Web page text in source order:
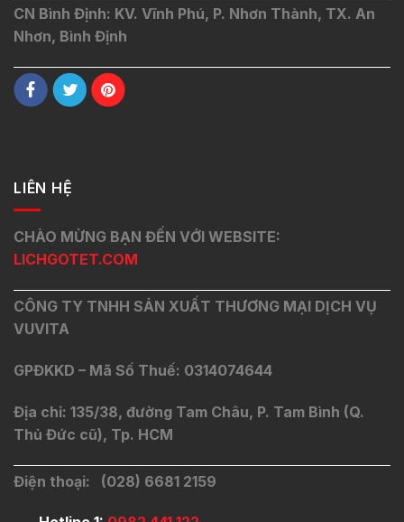
CN Bình Định: KV. Vĩnh Phú, P. Nhơn Thành, TX. An
Nhơn, Bình Định
LIÊN HỆ
CHÀO MỪNG BẠN ĐẾN VỚI WEBSITE:
LICHGOTET.COM
CÔNG TY TNHH SẢN XUẤT THƯƠNG MẠI DỊCH VỤ
VUVITA
GPĐKKD – Mã Số Thuế: 0314074644
Địa chỉ: 135/38, đường Tam Châu, P. Tam Bình (Q.
Thủ Đức cũ), Tp. HCM
Điện thoại: (028) 6681 2159